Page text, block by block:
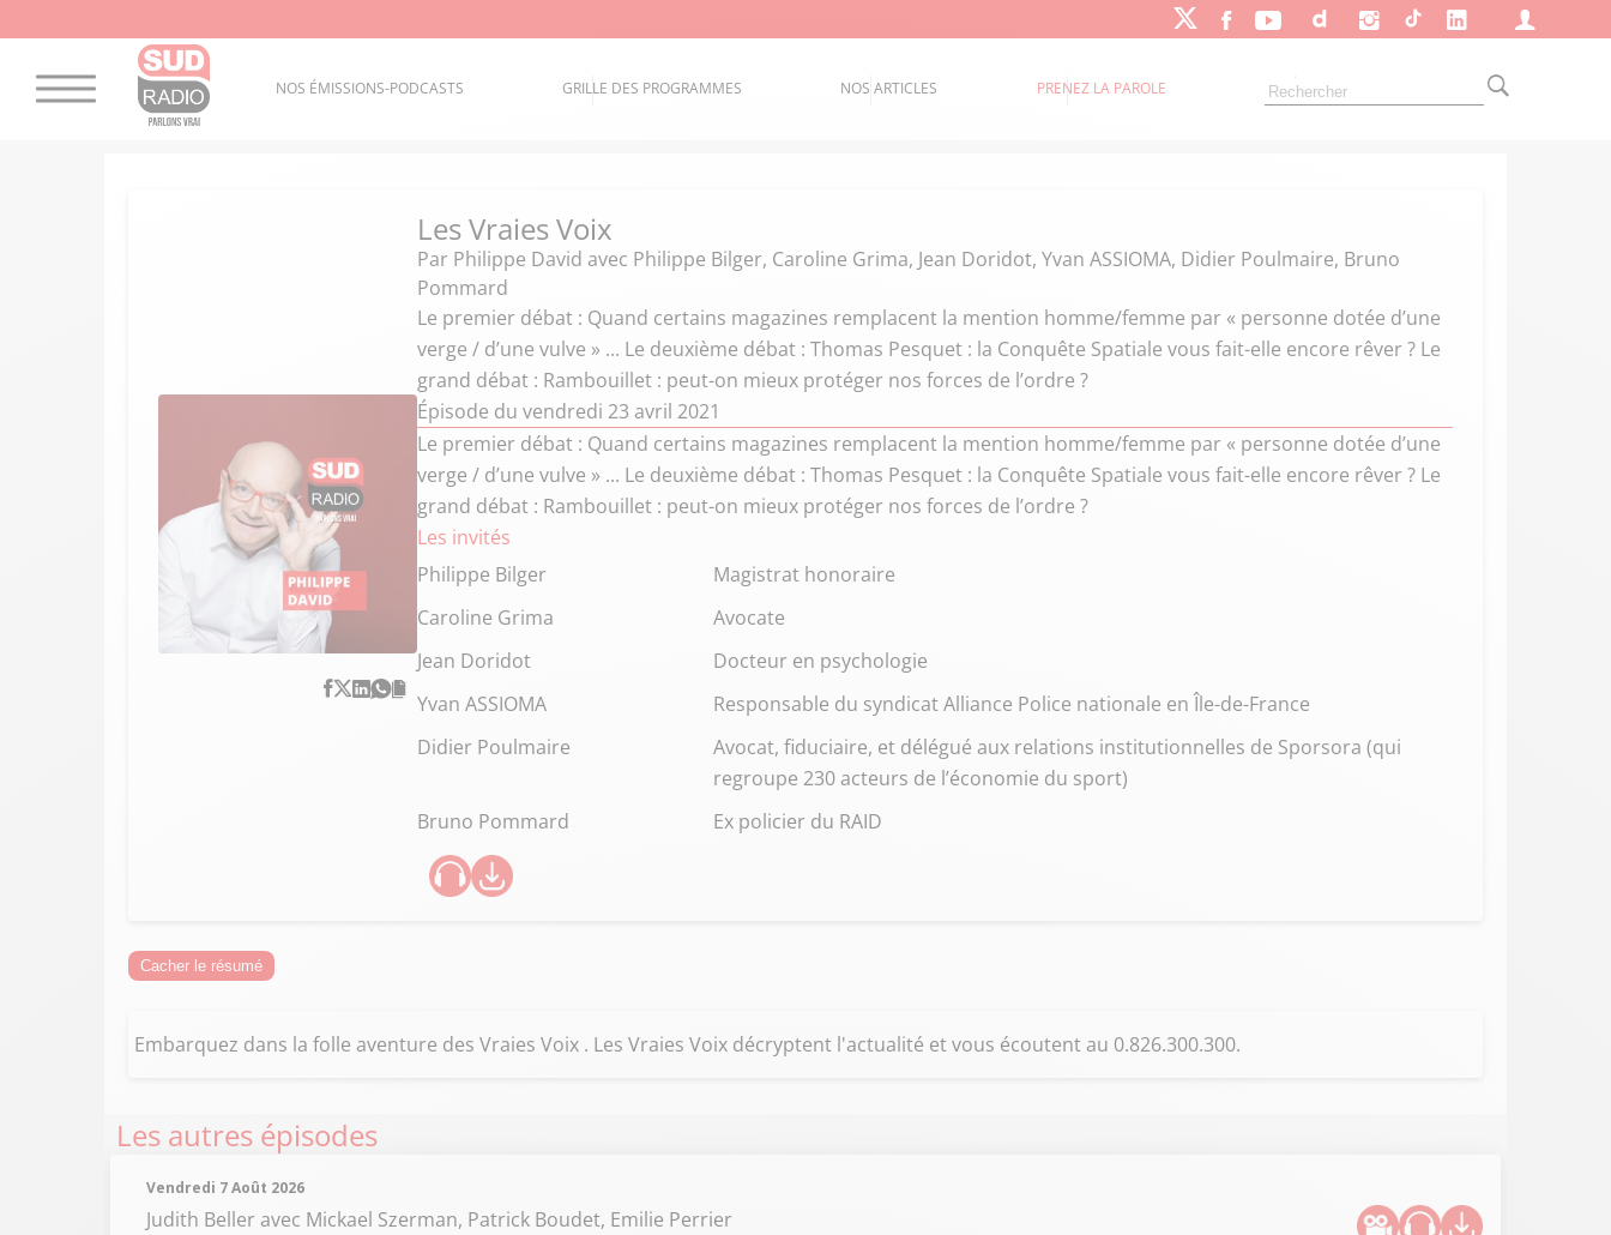
NOS ÉMISSIONS-PODCASTS GRILLE DES PROGRAMMES NOS ARTICLES PRENEZ LA PAROLE
Les Vraies Voix
Par Philippe David avec Philippe Bilger, Caroline Grima, Jean Doridot, Yvan ASSIOMA, Didier Poulmaire, Bruno
Pommard
Le premier débat : Quand certains magazines remplacent la mention homme/femme par « personne dotée d’une
verge / d’une vulve » ... Le deuxième débat : Thomas Pesquet : la Conquête Spatiale vous fait-elle encore rêver ? Le
grand débat : Rambouillet : peut-on mieux protéger nos forces de l’ordre ?
Épisode du vendredi 23 avril 2021
Le premier débat : Quand certains magazines remplacent la mention homme/femme par « personne dotée d’une
verge / d’une vulve » ... Le deuxième débat : Thomas Pesquet : la Conquête Spatiale vous fait-elle encore rêver ? Le
grand débat : Rambouillet : peut-on mieux protéger nos forces de l’ordre ?
Les invités
Philippe Bilger
Magistrat honoraire
Caroline Grima
Avocate
Jean Doridot
Docteur en psychologie
Yvan ASSIOMA
Responsable du syndicat Alliance Police nationale en Île-de-France
Didier Poulmaire
Avocat, fiduciaire, et délégué aux relations institutionnelles de Sporsora (qui
regroupe 230 acteurs de l’économie du sport)
Bruno Pommard
Ex policier du RAID
Cacher le résumé
Embarquez dans la folle aventure des Vraies Voix . Les Vraies Voix décryptent l'actualité et vous écoutent au 0.826.300.300.
Les autres épisodes
Vendredi 7 Août 2026
Judith Beller avec Mickael Szerman, Patrick Boudet, Emilie Perrier